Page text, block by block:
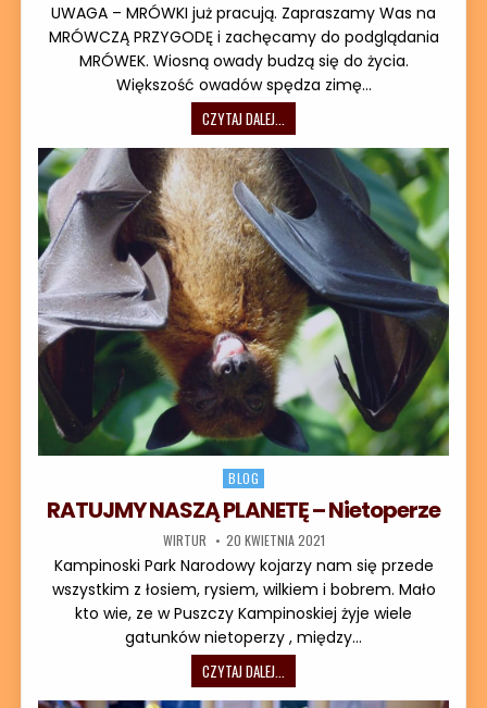
UWAGA – MRÓWKI już pracują. Zapraszamy Was na
MRÓWCZĄ PRZYGODĘ i zachęcamy do podglądania
MRÓWEK. Wiosną owady budzą się do życia.
Większość owadów spędza zimę…
CZYTAJ DALEJ...
Posted in
BLOG
RATUJMY NASZĄ PLANETĘ – Nietoperze
AUTOR:
WIRTUR DATA PUBLIKACJI:
20 KWIETNIA 2021
Kampinoski Park Narodowy kojarzy nam się przede
wszystkim z łosiem, rysiem, wilkiem i bobrem. Mało
kto wie, ze w Puszczy Kampinoskiej żyje wiele
gatunków nietoperzy , między…
CZYTAJ DALEJ...